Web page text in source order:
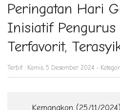
Peringatan Hari
Inisiatif Pengurus
Terfavorit,
Terbit : Kamis, 5 Desember 2024 -
Kemangkon (25/11/